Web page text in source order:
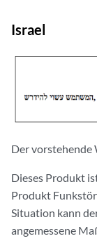
Israel
Der
Dieses Produkt
Produkt
Situation kann
angemessene